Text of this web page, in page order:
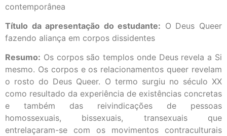
contemporânea
Título da apresentação do estudante: O Deus Queer
fazendo aliança em corpos dissidentes
Resumo: Os corpos são templos onde Deus revela a Si
mesmo. Os corpos e os relacionamentos queer revelam
o rosto do Deus Queer. O termo surgiu no século XX
como resultado da experiência de existências concretas
e também das reivindicações de pessoas
homossexuais, bissexuais, transexuais que
entrelaçaram-se com os movimentos contraculturais